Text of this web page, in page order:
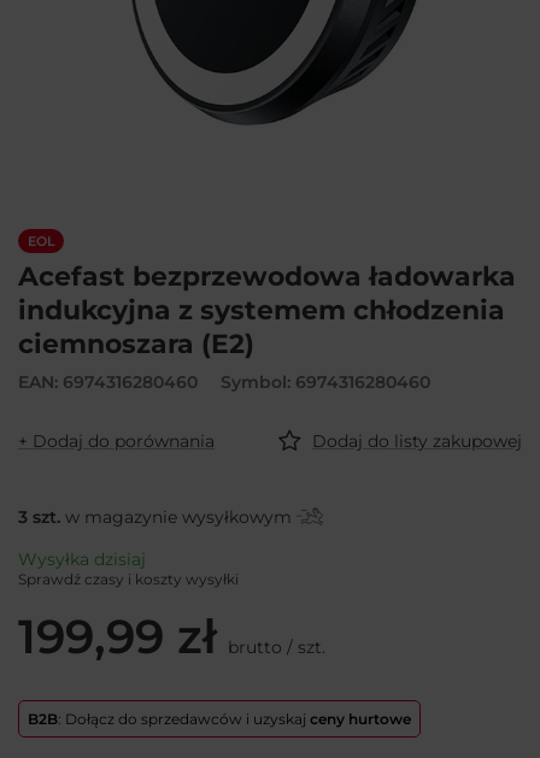
EOL
Acefast bezprzewodowa ładowarka
indukcyjna z systemem chłodzenia
ciemnoszara (E2)
EAN: 6974316280460 Symbol: 6974316280460
+ Dodaj do porównania Dodaj do listy zakupowej
3 szt. w magazynie wysyłkowym
Wysyłka dzisiaj
Sprawdź czasy i koszty wysyłki
199,99 zł brutto / szt.
B2B: Dołącz do sprzedawców i uzyskaj ceny hurtowe